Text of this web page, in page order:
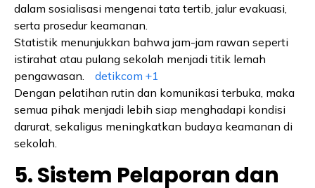
dalam sosialisasi mengenai tata tertib, jalur evakuasi,
serta prosedur keamanan.
Statistik menunjukkan bahwa jam-jam rawan seperti
istirahat atau pulang sekolah menjadi titik lemah
pengawasan.
detikcom +1
Dengan pelatihan rutin dan komunikasi terbuka, maka
semua pihak menjadi lebih siap menghadapi kondisi
darurat, sekaligus meningkatkan budaya keamanan di
sekolah.
5. Sistem Pelaporan dan